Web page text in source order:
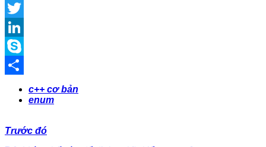
Facebook
Twitter
LinkedIn
Skype
c++ cơ bản
enum
Trước đó